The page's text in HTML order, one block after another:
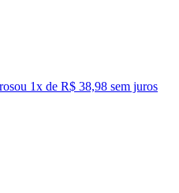
ou 1x de R$ 38,98 sem juros